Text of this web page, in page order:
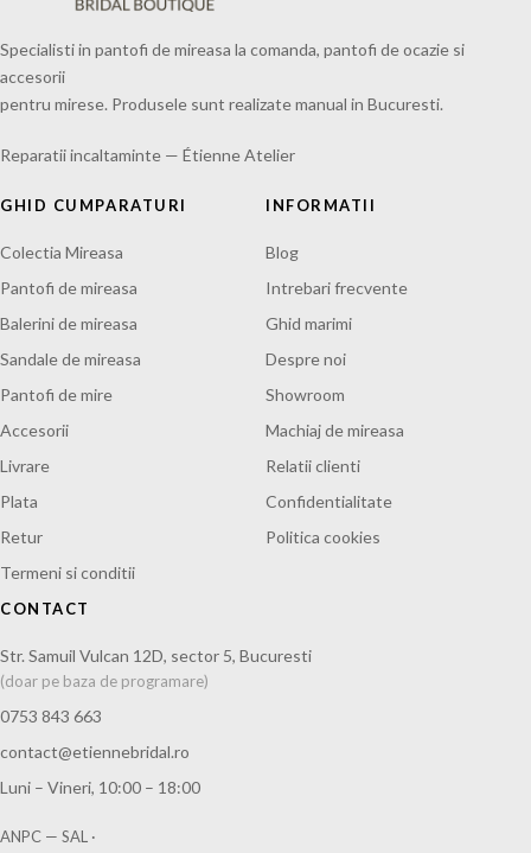
Specialisti in pantofi de mireasa la comanda, pantofi de ocazie si
accesorii
pentru mirese. Produsele sunt realizate manual in Bucuresti.
Reparatii incaltaminte — Étienne Atelier
GHID CUMPARATURI
Colectia Mireasa
Pantofi de mireasa
Balerini de mireasa
Sandale de mireasa
Pantofi de mire
Accesorii
Livrare
Plata
Retur
Termeni si conditii
INFORMATII
Blog
Intrebari frecvente
Ghid marimi
Despre noi
Showroom
Machiaj de mireasa
Relatii clienti
Confidentialitate
Politica cookies
CONTACT
Str. Samuil Vulcan 12D, sector 5, Bucuresti
(doar pe baza de programare)
0753 843 663
contact@etiennebridal.ro
Luni – Vineri, 10:00 – 18:00
ANPC — SAL ·